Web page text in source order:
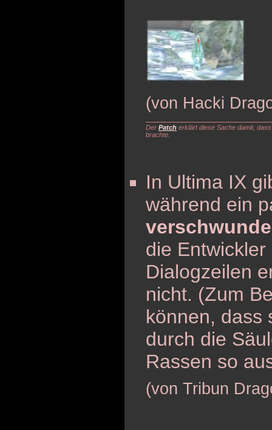
(von Hacki
Der Patch erklärt diese Sache damit,
brachte.
In Ultima IX
während ein
die
Dialogzeilen
nicht. (Zum
können, dass
durch die
Rassen so
(von Tribun